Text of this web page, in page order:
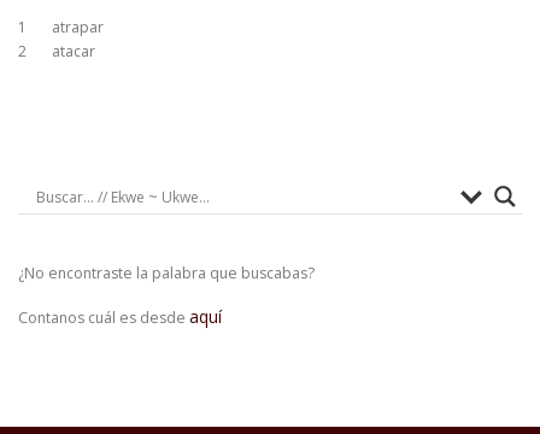
1
atrapar
2
atacar
¿No encontraste la palabra que buscabas?
Contanos cuál es desde aquí